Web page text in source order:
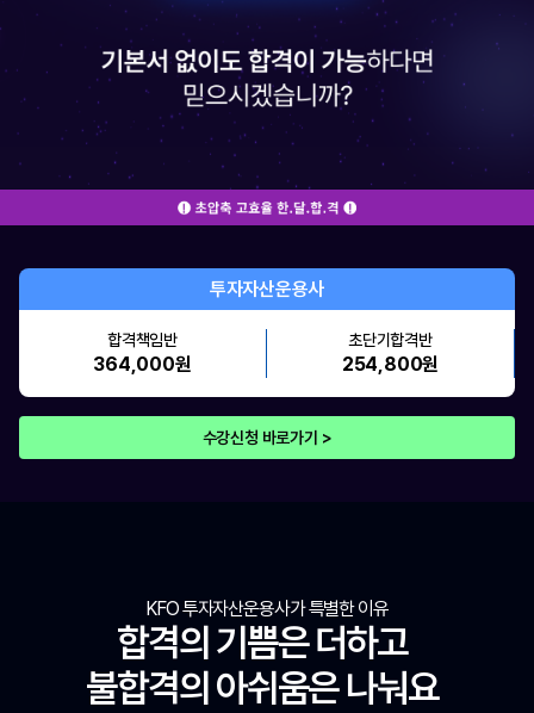
투자자산운용사
합격책임반
364,000원
초단기합격반
254,800원
수강신청 바로가기 >
KFO 투자자산운용사가 특별한 이유
합격의 기쁨은 더하고
불합격의 아쉬움은 나눠요